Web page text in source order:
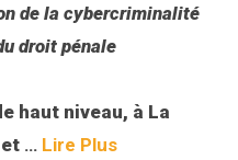
de la cybercriminalité
droit pénale
haut niveau, à La
et … Lire Plus